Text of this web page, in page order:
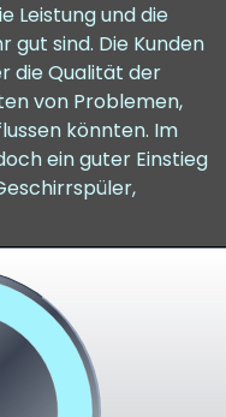
Leistung und die
gut sind. Die Kunden
die Qualität der
von Problemen,
könnten. Im
ein guter Einstieg